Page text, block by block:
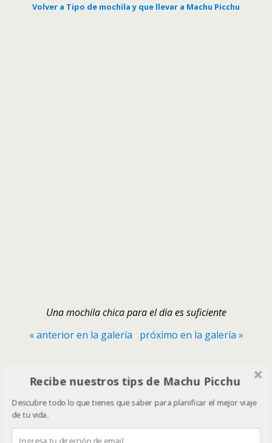
Volver a Tipo de mochila y que llevar a Machu Picchu
Una mochila chica para el dia es suficiente
« anterior en la galería
próximo en la galería »
Volver arriba
Móvil Escritorio
Recibe nuestros tips de Machu Picchu
Descubre todo lo que tienes que saber para planificar el mejor viaje
de tu vida.